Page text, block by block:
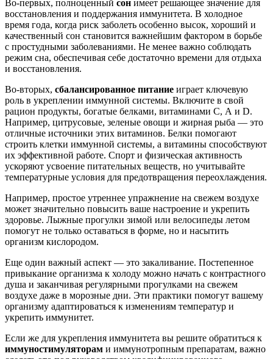
Во-первых, полноценный сон имеет решающее значение для
восстановления и поддержания иммунитета. В холодное
время года, когда риск заболеть особенно высок, хороший и
качественный сон становится важнейшим фактором в борьбе
с простудными заболеваниями. Не менее важно соблюдать
режим сна, обеспечивая себе достаточно времени для отдыха
и восстановления.
Во-вторых, сбалансированное питание играет ключевую
роль в укреплении иммунной системы. Включите в свой
рацион продукты, богатые белками, витаминами С, А и D.
Например, цитрусовые, зеленые овощи и жирная рыба — это
отличные источники этих витаминов. Белки помогают
строить клетки иммунной системы, а витамины способствуют
их эффективной работе. Спорт и физическая активность
ускоряют усвоение питательных веществ, но учитывайте
температурные условия для предотвращения переохлаждения.
Например, простое утреннее упражнение на свежем воздухе
может значительно повысить ваше настроение и укрепить
здоровье. Лыжные прогулки зимой или велосипеды летом
помогут не только оставаться в форме, но и насытить
организм кислородом.
Еще один важный аспект — это закаливание. Постепенное
привыкание организма к холоду можно начать с контрастного
душа и заканчивая регулярными прогулками на свежем
воздухе даже в морозные дни. Эти практики помогут вашему
организму адаптироваться к изменениям температур и
укрепить иммунитет.
Если же для укрепления иммунитета вы решите обратиться к
иммуностимуляторам и иммунотропным препаратам, важно